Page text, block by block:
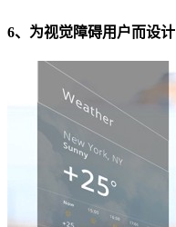
6、为视觉障碍用户而设计